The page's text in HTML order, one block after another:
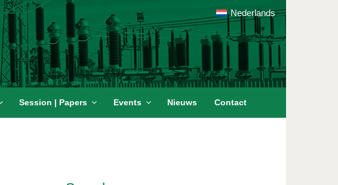
Nederlands
Session | Papers Events Nieuws Contact